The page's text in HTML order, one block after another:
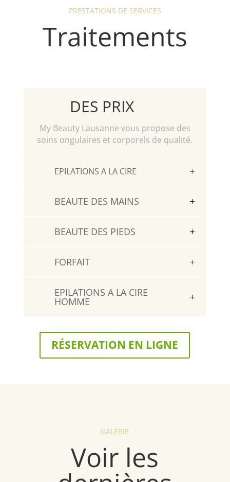
PRESTATIONS DE SERVICES
Traitements
DES PRIX
My Beauty Lausanne vous propose des
soins ongulaires et corporels de qualité.
EPILATIONS A LA CIRE
BEAUTE DES MAINS
BEAUTE DES PIEDS
FORFAIT
EPILATIONS A LA CIRE
HOMME
RÉSERVATION EN LIGNE
GALERIE
Voir les